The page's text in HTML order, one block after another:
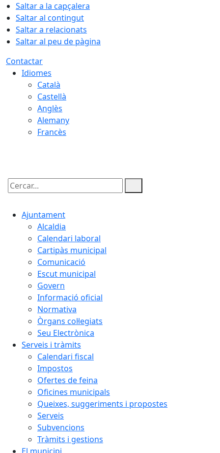
Saltar a la capçalera
Saltar al contingut
Saltar a relacionats
Saltar al peu de pàgina
Contactar
Idiomes
Català
Castellà
Anglès
Alemany
Francès
Cercar:
Ajuntament
Alcaldia
Calendari laboral
Cartipàs municipal
Comunicació
Escut municipal
Govern
Informació oficial
Normativa
Òrgans col·legiats
Seu Electrònica
Serveis i tràmits
Calendari fiscal
Impostos
Ofertes de feina
Oficines municipals
Queixes, suggeriments i propostes
Serveis
Subvencions
Tràmits i gestions